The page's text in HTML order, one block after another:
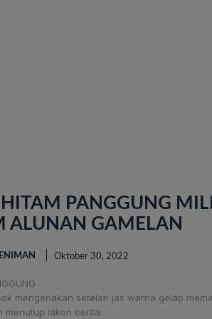
HITAM PANGGUNG
ALUNAN GAMELAN
Oktober 30, 2022
mengenakan setelan jas warna gelap
menutup lakon cerita.